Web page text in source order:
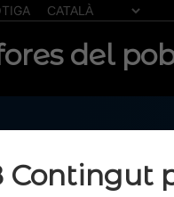
del
Contingut